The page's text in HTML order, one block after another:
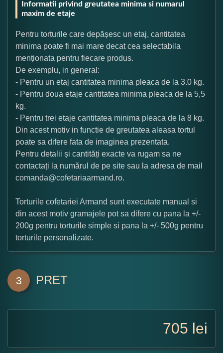
Informatii privind greutatea minima si numarul
maxim de etaje
Pentru torturile care depășesc un etaj, cantitatea
minima poate fi mai mare decat cea selectabila
menționata pentru fiecare produs.
De exemplu, in general:
- Pentru un etaj cantitatea minima pleaca de la 3.0 kg.
- Pentru doua etaje cantitatea minima pleaca de la 5,5
kg.
- Pentru trei etaje cantitatea minima pleaca de la 8 kg.
Din acest motiv in functie de greutatea aleasa tortul
poate sa difere fata de imaginea prezentata.
Pentru detalii și cantități exacte va rugam sa ne
contactați la numărul de pe site sau la adresa de mail
comanda@cofetariaarmand.ro.
Torturile cofetariei Armand sunt executate manual si
din acest motiv gramajele pot sa difere cu pana la +/-
200g pentru torturile simple si pana la +/- 500g pentru
torturile personalizate.
3 PRET
705 lei